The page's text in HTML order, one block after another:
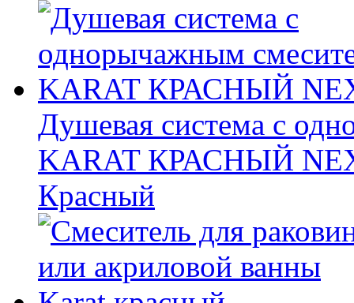
Душевая система с
KARAT КРАСНЫЙ
Красный